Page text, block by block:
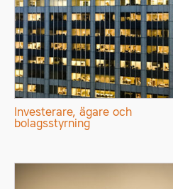
Investerare, ägare och
bolagsstyrning